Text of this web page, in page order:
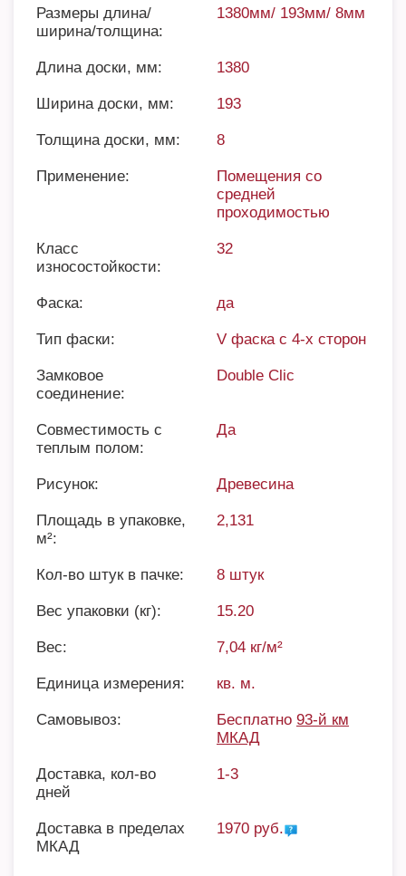
Размеры длина/
ширина/толщина:
1380мм/ 193мм/ 8мм
Длина доски, мм: 1380
Ширина доски, мм: 193
Толщина доски, мм: 8
Применение:
Помещения со
средней
проходимостью
Класс
износостойкости:
32
Фаска: да
Тип фаски: V фаска с 4-х сторон
Замковое
соединение:
Double Clic
Совместимость с
теплым полом:
Да
Рисунок: Древесина
Площадь в упаковке,
м²:
2,131
Кол-во штук в пачке: 8 штук
Вес упаковки (кг): 15.20
Вес: 7,04 кг/м²
Единица измерения: кв. м.
Самовывоз: Бесплатно 93-й км
МКАД
Доставка, кол-во
дней
1-3
Доставка в пределах
МКАД
1970 руб.